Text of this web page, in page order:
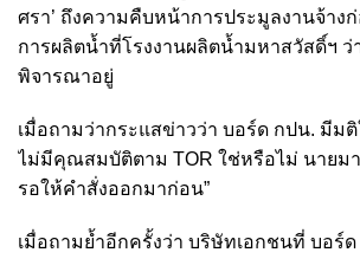
ศรา’ ถึงความคืบหน้าการประมูลงานจ้าง
การผลิตน้ำที่โรงงานผลิตน้ำมหาสวัสดิ์ฯ ว่
พิจารณาอยู่
เมื่อถามว่ากระแสข่าวว่า บอร์ด กปน. มีมติ
ไม่มีคุณสมบัติตาม TOR ใช่หรือไม่ นายมา
รอให้คำสั่งออกมาก่อน”
เมื่อถามย้ำอีกครั้งว่า บริษัทเอกชนที่ บอร์